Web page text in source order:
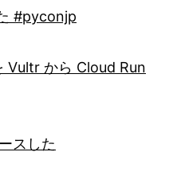
#pyconjp
Vultr から Cloud Run
スした